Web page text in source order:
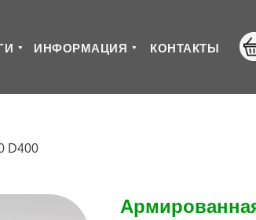
ИНФОРМАЦИЯ
КОНТАКТЫ
D400